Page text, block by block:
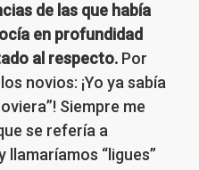
de las que había
en profundidad
al respecto.Por
novios: ¡Yo ya sabía
Siempre me
se refería a
“ligues”